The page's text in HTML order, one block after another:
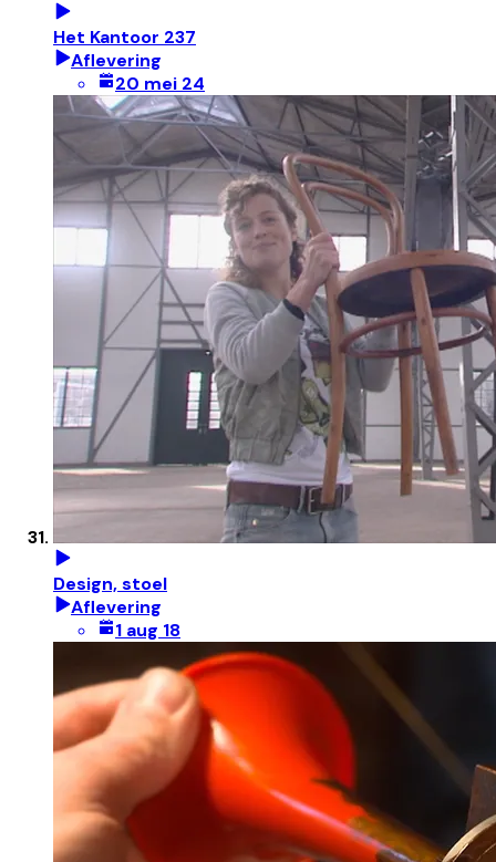
Het Kantoor 237
Aflevering
20 mei 24
Design, stoel
Aflevering
1 aug 18